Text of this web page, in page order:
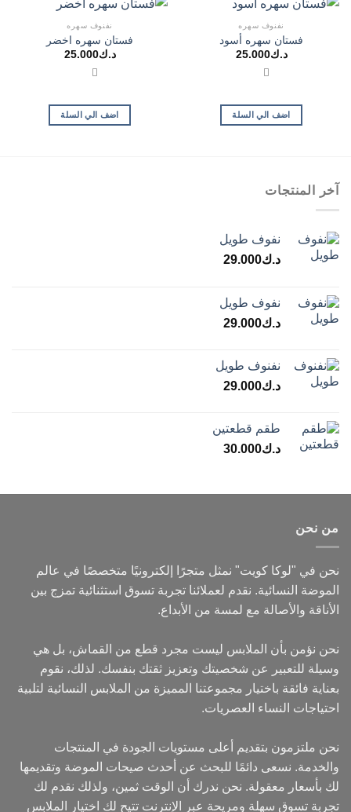
نفنوف سهره
فستان سهره أسود
د.ك25.000
اضف الي السلة
نفنوف سهره
فستان سهره اخضر
د.ك25.000
اضف الي السلة
آخر المنتجات
نفوف طويل
د.ك29.000
نفوف طويل
د.ك29.000
نفنوف طويل
د.ك29.000
طقم قطعتين
د.ك30.000
من نحن
نحن في "لوكا كويت" نمثل متجرًا إلكترونيًا متخصصًا في عالم
الموضة النسائية. نقدم لعملائنا تجربة تسوق استثنائية تمزج بين
الأناقة والأصالة مع لمسة من الأبداع.
نحن نؤمن بأن الملابس ليست مجرد قطع من القماش، بل هي
وسيلة للتعبير عن شخصيتك وتعزيز ثقتك بنفسك. لذلك، نقوم
بعناية فائقة باختيار مجموعتنا المميزة من الملابس النسائية لتلبية
احتياجات النساء العصريات.
نحن ملتزمون بتقديم أعلى مستويات الجودة في المنتجات
والخدمة. نسعى دائمًا للبحث عن أحدث صيحات الموضة وتقديمها
لك بأسعار معقولة. نحن ندرك أن الوقت ثمين، ولذلك نقدم لك
تجربة تسوق سهلة ومريحة عبر الإنترنت تتيح لك اختيار الملابس